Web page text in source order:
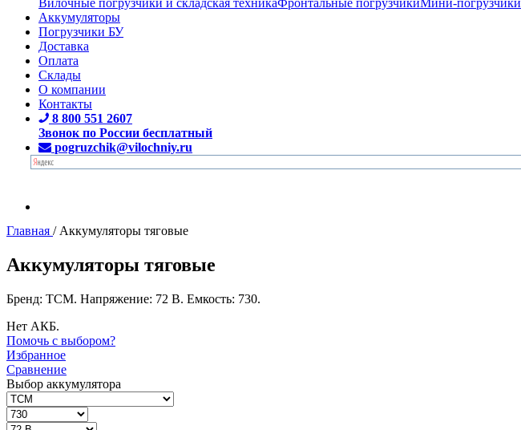
Аккумуляторы
Погрузчики БУ
Доставка
Оплата
Склады
О компании
Контакты
8 800 551 2607
Звонок по России бесплатный
pogruzchik@vilochniy.ru
Главная / Аккумуляторы тяговые
Аккумуляторы тяговые
Бренд: TCM. Напряжение: 72 В. Емкость: 730.
Нет АКБ.
Помочь с выбором?
Избранное
Сравнение
Выбор аккумулятора